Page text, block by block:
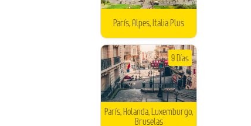
París, Alpes, Italia Plus
París, Holanda, Luxemburgo,
Bruselas
9 Días